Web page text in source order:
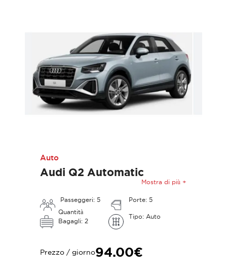
Auto
Audi Q2 Automatic
Passeggeri: 5
Porte: 5
Quantità
Bagagli: 2
Tipo: Auto
Mostra di più +
Prezzo / giorno94.00€